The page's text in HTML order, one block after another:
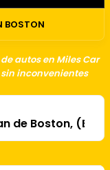
BOSTON
autos en Miles Car
inconvenientes